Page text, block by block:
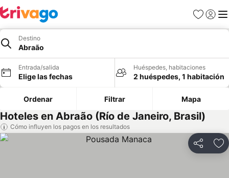
Favoritos
Iniciar
Destino
Abraão
Entrada/salida
Elige las fechas
Huéspedes, habitaciones
2 huéspedes, 1 habitación
Ordenar Filtrar Mapa
Hoteles en Abraão (Río de Janeiro, Brasil)
Cómo influyen los pagos en los resultados
Compartir